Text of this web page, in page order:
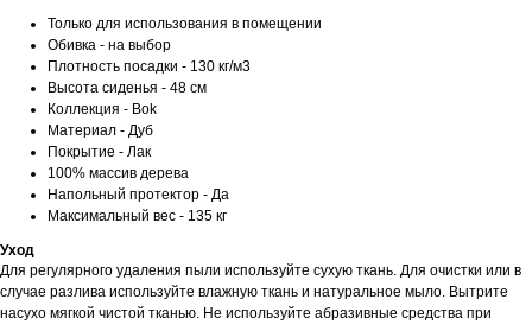
Только для использования в помещении
Обивка - на выбор
Плотность посадки - 130 кг/м3
Высота сиденья - 48 см
Коллекция - Bok
Материал - Дуб
Покрытие - Лак
100% массив дерева
Напольный протектор - Да
Максимальный вес - 135 кг
Уход
Для регулярного удаления пыли используйте сухую ткань. Для очистки или в
случае разлива используйте влажную ткань и натуральное мыло. Вытрите
насухо мягкой чистой тканью. Не используйте абразивные средства при